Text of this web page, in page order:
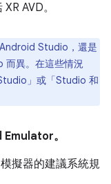
AVD。
Studio，還是
異。在這些情況
」 或「Studio 和
。
擬器的建議系統規